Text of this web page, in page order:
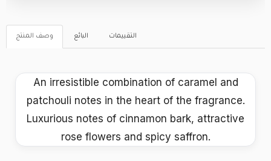
وصف المنتج البائع التقييمات
An irresistible combination of caramel and
patchouli notes in the heart of the fragrance.
Luxurious notes of cinnamon bark, attractive
rose flowers and spicy saffron.